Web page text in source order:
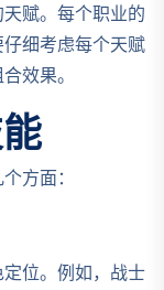
赋。每个职业的
细考虑每个天赋
效果。
方面：
位。例如，战士